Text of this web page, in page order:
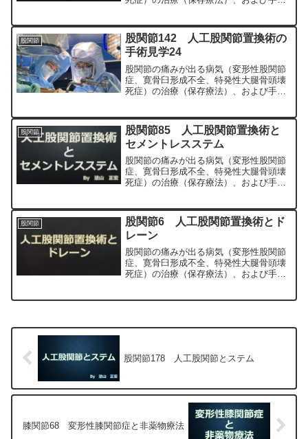
科専門医（人工関節手術を専門）の塗山
正宏が色々と説明します。
股関節
股関節142 人工股関節置換術の
手術見学24
股関節の痛みが出る病気（変形性股関節
症、寛骨臼形成不全、特発性大腿骨頭壊
死症）の治療（保存療法）、および手術
科専門医（人工関節手術を専門）の塗山
正宏が色々と説明します。
股関節
股関節85 人工股関節置換術と
セメントレスステム
股関節の痛みが出る病気（変形性股関節
症、寛骨臼形成不全、特発性大腿骨頭壊
死症）の治療（保存療法）、および手術
科専門医（人工関節手術を専門）の塗山
正宏が色々と説明します。
股関節
股関節6 人工股関節置換術とド
レーン
股関節の痛みが出る病気（変形性股関節
症、寛骨臼形成不全、特発性大腿骨頭壊
死症）の治療（保存療法）、および手術
股関節178 人工股関節とステム
膝関節68 変形性膝関節症と非薬物療法